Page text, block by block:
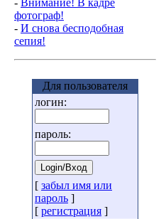
- Внимание! В кадре
фотограф!
- И снова бесподобная
сепия!
Для пользователя
логин:
пароль:
[ забыл имя или
пароль ]
[ регистрация ]